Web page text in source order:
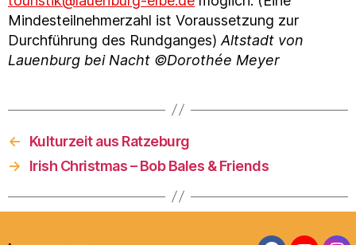
Mindesteilnehmerzahl ist Voraussetzung zur
Durchführung des Rundganges) Altstadt von
Lauenburg bei Nacht ©Dorothée Meyer
←
Kulturzeit aus Ratzeburg
→
Irish Christmas – Bob Bales & Friends